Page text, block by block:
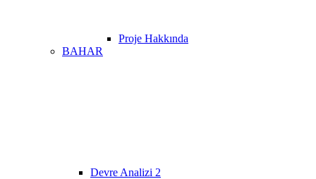
Proje Hakkında
BAHAR
Devre Analizi 2